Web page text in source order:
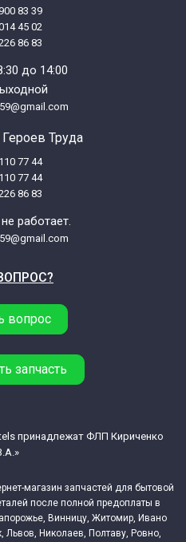
83 39
45 02
86 83
до 14:00
Труда
77 44
77 44
86 83
работает.
вопрос
запчасть
магазин запчастей для бытовой
после полной предоплаты в
Винницу, Житомир, Ивано
Львов, Николаев, Полтаву, Ровно,
принадлежат ФЛП Кириченко